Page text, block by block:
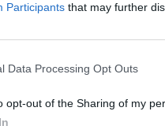
Participants that may further
Data Processing Opt Outs
opt-out of the Sharing of my
che è stato
in ...